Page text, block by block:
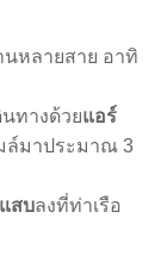
นหลายสาย อาทิ
นทางด้วยแอร์
ล์มาประมาณ 3
สบลงที่ท่าเรือ